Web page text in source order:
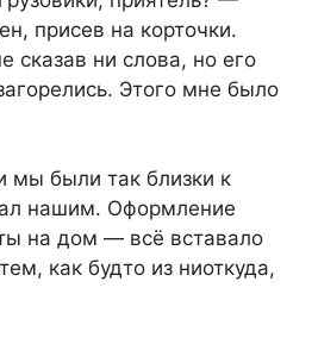
присев на корточки.
сказав ни слова, но его
Этого мне было
были так близки к
нашим. Оформление
на дом — всё вставало
как будто из ниоткуда,